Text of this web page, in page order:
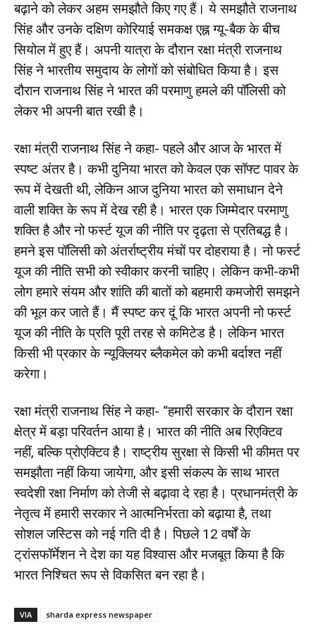
बढ़ाने को लेकर अहम समझौते किए गए हैं। ये समझौते राजनाथ
सिंह और उनके दक्षिण कोरियाई समकक्ष एह्न ग्यू-बैक के बीच
सियोल में हुए हैं। अपनी यात्रा के दौरान रक्षा मंत्री राजनाथ
सिंह ने भारतीय समुदाय के लोगों को संबोधित किया है। इस
दौरान राजनाथ सिंह ने भारत की परमाणु हमले की पॉलिसी को
लेकर भी अपनी बात रखी है।
रक्षा मंत्री राजनाथ सिंह ने कहा- पहले और आज के भारत में
स्पष्ट अंतर है। कभी दुनिया भारत को केवल एक सॉफ्ट पावर के
रूप में देखती थी, लेकिन आज दुनिया भारत को समाधान देने
वाली शक्ति के रूप में देख रही है। भारत एक जिम्मेदार परमाणु
शक्ति है और नो फर्स्ट यूज की नीति पर दृढ़ता से प्रतिबद्ध है।
हमने इस पॉलिसी को अंतर्राष्ट्रीय मंचों पर दोहराया है। नो फर्स्ट
यूज की नीति सभी को स्वीकार करनी चाहिए। लेकिन कभी-कभी
लोग हमारे संयम और शांति की बातों को बहमारी कमजोरी समझने
की भूल कर जाते हैं। मैं स्पष्ट कर दूं कि भारत अपनी नो फर्स्ट
यूज की नीति के प्रति पूरी तरह से कमिटेड है। लेकिन भारत
किसी भी प्रकार के न्यूक्लियर ब्लैकमेल को कभी बर्दाश्त नहीं
करेगा।
रक्षा मंत्री राजनाथ सिंह ने कहा- “हमारी सरकार के दौरान रक्षा
क्षेत्र में बड़ा परिवर्तन आया है। भारत की नीति अब रिएक्टिव
नहीं, बल्कि प्रोएक्टिव है। राष्ट्रीय सुरक्षा से किसी भी कीमत पर
समझौता नहीं किया जायेगा, और इसी संकल्प के साथ भारत
स्वदेशी रक्षा निर्माण को तेजी से बढ़ावा दे रहा है। प्रधानमंत्री के
नेतृत्व में हमारी सरकार ने आत्मनिर्भरता को बढ़ाया है, तथा
सोशल जस्टिस को नई गति दी है। पिछले 12 वर्षों के
ट्रांसफॉर्मेशन ने देश का यह विश्वास और मजबूत किया है कि
भारत निश्चित रूप से विकसित बन रहा है।
VIA sharda express newspaper